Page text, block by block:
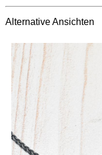
Alternative Ansichten